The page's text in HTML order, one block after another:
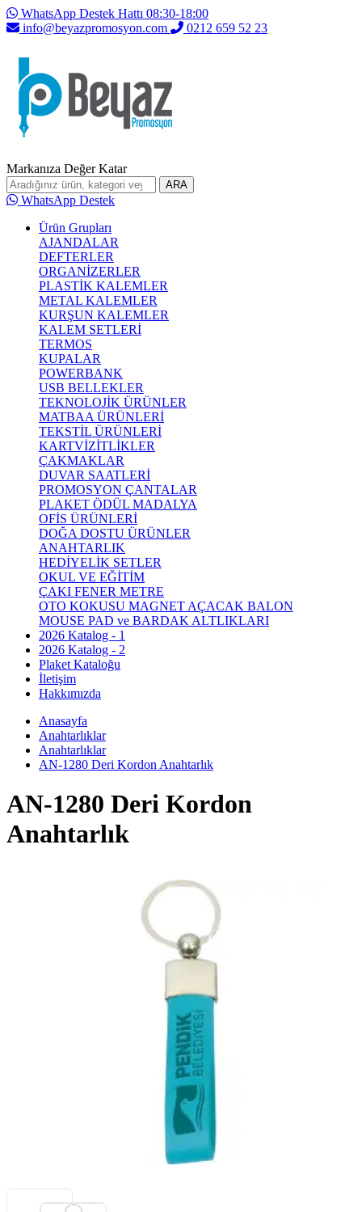
WhatsApp Destek Hattı 08:30-18:00
info@beyazpromosyon.com
0212 659 52 23
Markanıza Değer Katar
ARA
WhatsApp Destek
Ürün Grupları
AJANDALAR
DEFTERLER
ORGANİZERLER
PLASTİK KALEMLER
METAL KALEMLER
KURŞUN KALEMLER
KALEM SETLERİ
TERMOS
KUPALAR
POWERBANK
USB BELLEKLER
TEKNOLOJİK ÜRÜNLER
MATBAA ÜRÜNLERİ
TEKSTİL ÜRÜNLERİ
KARTVİZİTLİKLER
ÇAKMAKLAR
DUVAR SAATLERİ
PROMOSYON ÇANTALAR
PLAKET ÖDÜL MADALYA
OFİS ÜRÜNLERİ
DOĞA DOSTU ÜRÜNLER
ANAHTARLIK
HEDİYELİK SETLER
OKUL VE EĞİTİM
ÇAKI FENER METRE
OTO KOKUSU MAGNET AÇACAK BALON
MOUSE PAD ve BARDAK ALTLIKLARI
2026 Katalog - 1
2026 Katalog - 2
Plaket Kataloğu
İletişim
Hakkımızda
Anasayfa
Anahtarlıklar
Anahtarlıklar
AN-1280 Deri Kordon Anahtarlık
AN-1280 Deri Kordon
Anahtarlık